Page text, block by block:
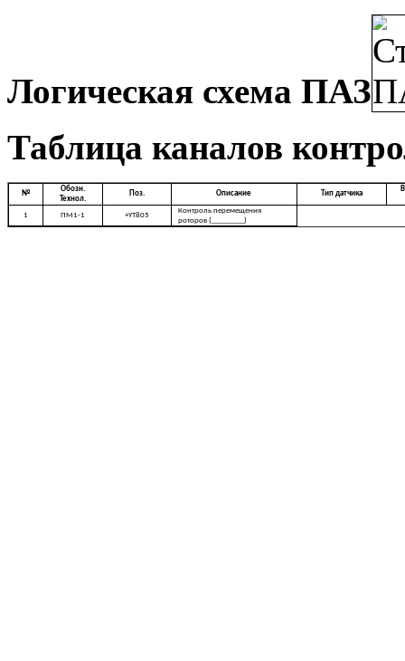
Логическая схема ПАЗ
Таблица каналов
№
Обозн.
Технол.
Поз. Описание Тип датчика
1 ПМ1-1 +YT805
Контроль перемещения
роторов (_________)